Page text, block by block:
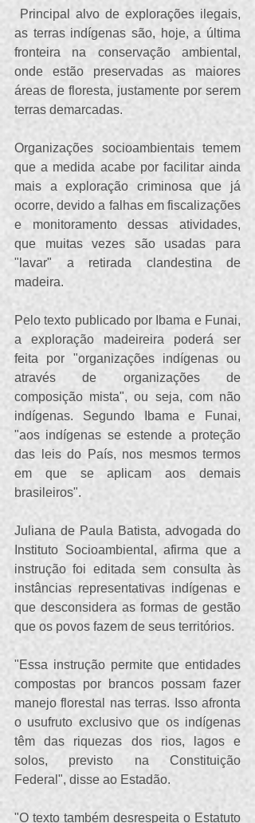
as terras indígenas são, hoje, a última
fronteira na conservação ambiental,
onde estão preservadas as maiores
áreas de floresta, justamente por serem
terras demarcadas.
Organizações socioambientais temem
que a medida acabe por facilitar ainda
mais a exploração criminosa que já
ocorre, devido a falhas em fiscalizações
e monitoramento dessas atividades,
que muitas vezes são usadas para
"lavar" a retirada clandestina de
madeira.
Pelo texto publicado por Ibama e Funai,
a exploração madeireira poderá ser
feita por "organizações indígenas ou
através de organizações de
composição mista", ou seja, com não
indígenas. Segundo Ibama e Funai,
"aos indígenas se estende a proteção
das leis do País, nos mesmos termos
em que se aplicam aos demais
brasileiros".
Juliana de Paula Batista, advogada do
Instituto Socioambiental, afirma que a
instrução foi editada sem consulta às
instâncias representativas indígenas e
que desconsidera as formas de gestão
que os povos fazem de seus territórios.
"Essa instrução permite que entidades
compostas por brancos possam fazer
manejo florestal nas terras. Isso afronta
o usufruto exclusivo que os indígenas
têm das riquezas dos rios, lagos e
solos, previsto na Constituição
Federal", disse ao Estadão.
"O texto também desrespeita o Estatuto